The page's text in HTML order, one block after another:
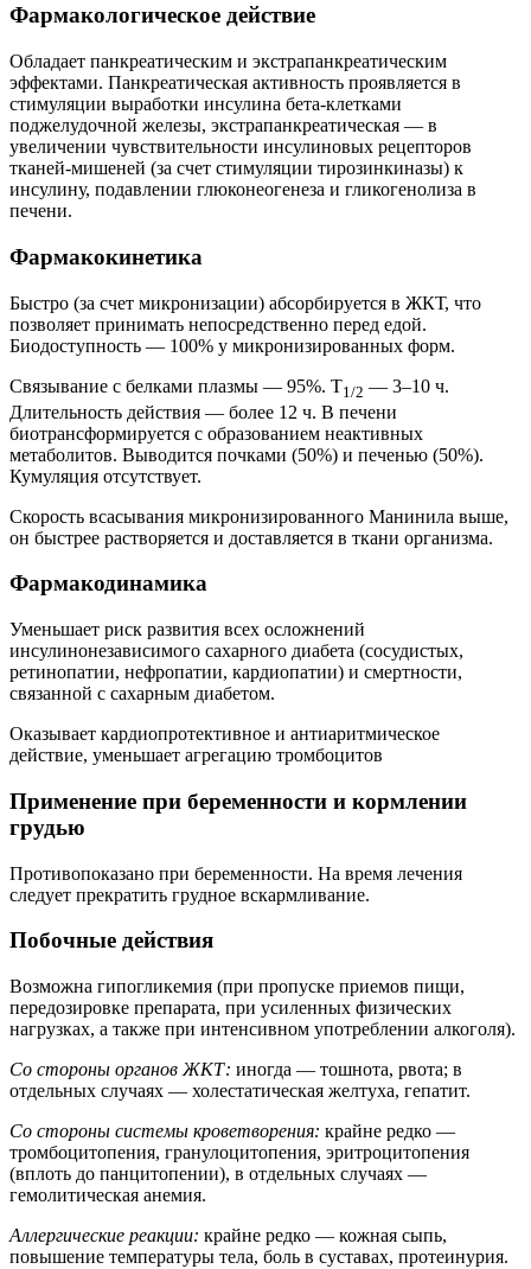
Фармакологическое действие
Обладает панкреатическим и экстрапанкреатическим
эффектами. Панкреатическая активность проявляется в
стимуляции выработки инсулина бета-клетками
поджелудочной железы, экстрапанкреатическая — в
увеличении чувствительности инсулиновых рецепторов
тканей-мишеней (за счет стимуляции тирозинкиназы) к
инсулину, подавлении глюконеогенеза и гликогенолиза в
печени.
Фармакокинетика
Быстро (за счет микронизации) абсорбируется в ЖКТ, что
позволяет принимать непосредственно перед едой.
Биодоступность — 100% у микронизированных форм.
Связывание с белками плазмы — 95%. T1/2 — 3–10 ч.
Длительность действия — более 12 ч. В печени
биотрансформируется с образованием неактивных
метаболитов. Выводится почками (50%) и печенью (50%).
Кумуляция отсутствует.
Скорость всасывания микронизированного Манинила выше,
он быстрее растворяется и доставляется в ткани организма.
Фармакодинамика
Уменьшает риск развития всех осложнений
инсулинонезависимого сахарного диабета (сосудистых,
ретинопатии, нефропатии, кардиопатии) и смертности,
связанной с сахарным диабетом.
Оказывает кардиопротективное и антиаритмическое
действие, уменьшает агрегацию тромбоцитов
Применение при беременности и кормлении
грудью
Противопоказано при беременности. На время лечения
следует прекратить грудное вскармливание.
Побочные действия
Возможна гипогликемия (при пропуске приемов пищи,
передозировке препарата, при усиленных физических
нагрузках, а также при интенсивном употреблении алкоголя).
Со стороны органов ЖКТ: иногда — тошнота, рвота; в
отдельных случаях — холестатическая желтуха, гепатит.
Со стороны системы кроветворения: крайне редко —
тромбоцитопения, гранулоцитопения, эритроцитопения
(вплоть до панцитопении), в отдельных случаях —
гемолитическая анемия.
Аллергические реакции: крайне редко — кожная сыпь,
повышение температуры тела, боль в суставах, протеинурия.